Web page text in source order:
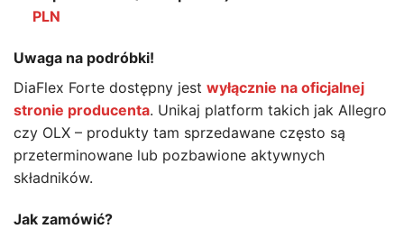
PLN
Uwaga na podróbki!
DiaFlex Forte dostępny jest wyłącznie na oficjalnej
stronie producenta. Unikaj platform takich jak Allegro
czy OLX – produkty tam sprzedawane często są
przeterminowane lub pozbawione aktywnych
składników.
Jak zamówić?